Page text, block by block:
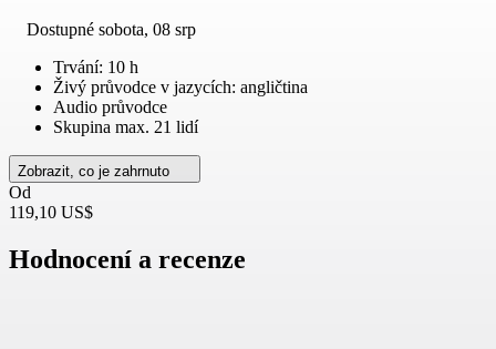
Dostupné sobota, 08 srp
Trvání: 10 h
Živý průvodce v jazycích: angličtina
Audio průvodce
Skupina max. 21 lidí
Zobrazit, co je zahrnuto
Od
119,10 US$
Hodnocení a recenze